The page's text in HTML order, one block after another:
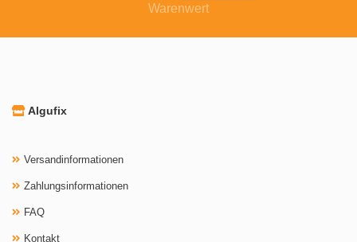
Warenwert
Algufix
Versandinformationen
Zahlungsinformationen
FAQ
Kontakt